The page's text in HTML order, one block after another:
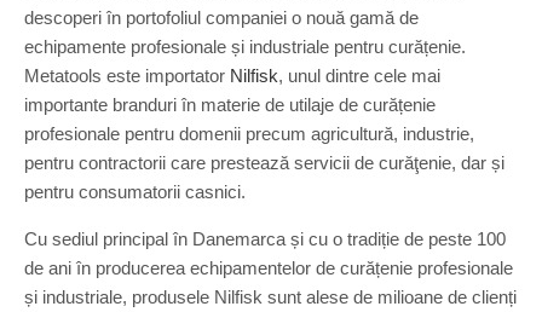
descoperi în portofoliul companiei o nouă gamă de
echipamente profesionale și industriale pentru curățenie.
Metatools este importator Nilfisk, unul dintre cele mai
importante branduri în materie de utilaje de curățenie
profesionale pentru domenii precum agricultură, industrie,
pentru contractorii care prestează servicii de curăţenie, dar și
pentru consumatorii casnici.
Cu sediul principal în Danemarca și cu o tradiție de peste 100
de ani în producerea echipamentelor de curățenie profesionale
și industriale, produsele Nilfisk sunt alese de milioane de clienți